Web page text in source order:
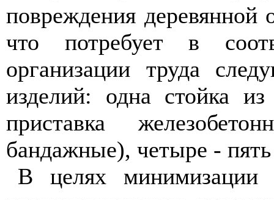
повреждения деревянной
что потребует в
организации труда следу
изделий: одна стойка из
приставка желе
бандажные), четыре -
В целях минимизации